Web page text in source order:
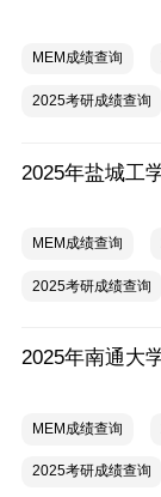
MEM成绩查询
2025考研成绩查询
MEM成绩查询
2025考研成绩查询
2025年南通大
MEM成绩查询
2025考研成绩查询